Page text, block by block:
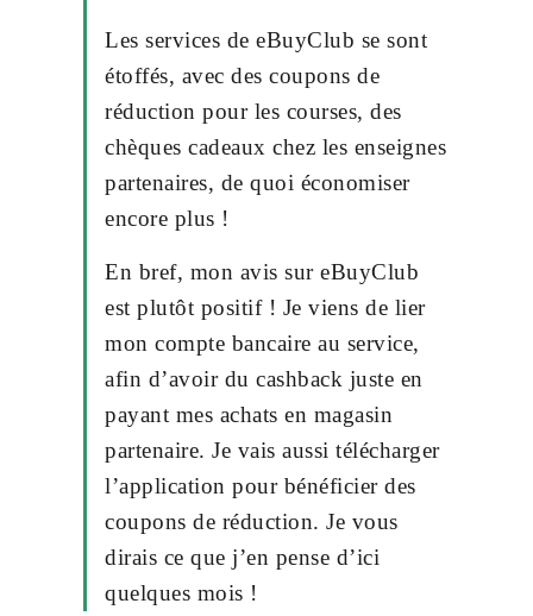
Les services de eBuyClub se sont
étoffés, avec des coupons de
réduction pour les courses, des
chèques cadeaux chez les enseignes
partenaires, de quoi économiser
encore plus !
En bref, mon avis sur eBuyClub
est plutôt positif ! Je viens de lier
mon compte bancaire au service,
afin d’avoir du cashback juste en
payant mes achats en magasin
partenaire. Je vais aussi télécharger
l’application pour bénéficier des
coupons de réduction. Je vous
dirais ce que j’en pense d’ici
quelques mois !